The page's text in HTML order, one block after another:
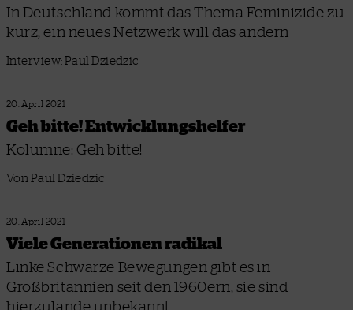
In Deutschland kommt das Thema Feminizide zu
kurz, ein neues Netzwerk will das ändern
Interview: Paul Dziedzic
20. April 2021
Geh bitte! Entwicklungshelfer
Kolumne: Geh bitte!
Von Paul Dziedzic
20. April 2021
Viele Generationen radikal
Linke Schwarze Bewegungen gibt es in
Großbritannien seit den 1960ern, sie sind
hierzulande unbekannt